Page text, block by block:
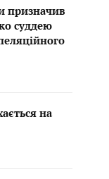
призначив
суддею
на